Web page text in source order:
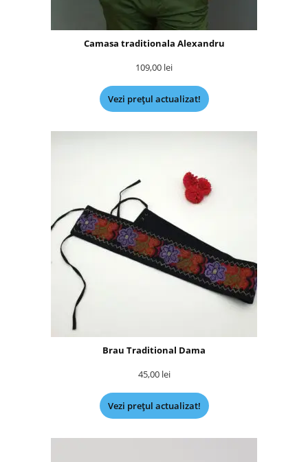
Camasa traditionala Alexandru
109,00 lei
Vezi prețul actualizat!
Brau Traditional Dama
45,00 lei
Vezi prețul actualizat!